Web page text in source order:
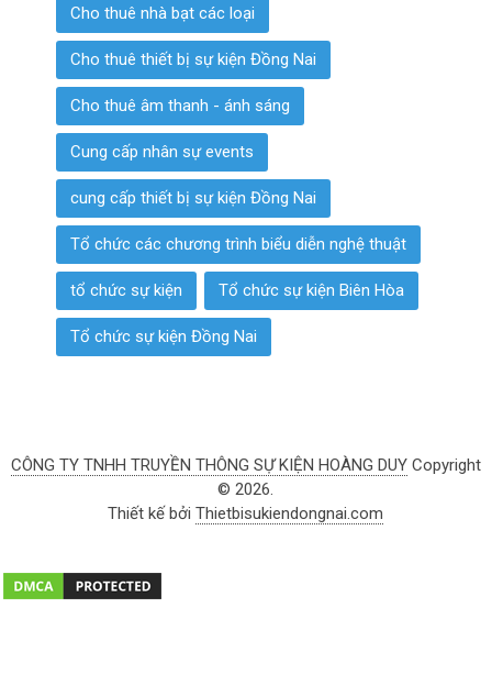
Cho thuê nhà bạt các loại
Cho thuê thiết bị sự kiện Đồng Nai
Cho thuê âm thanh - ánh sáng
Cung cấp nhân sự events
cung cấp thiết bị sự kiện Đồng Nai
Tổ chức các chương trình biểu diễn nghệ thuật
tổ chức sự kiện Tổ chức sự kiện Biên Hòa
Tổ chức sự kiện Đồng Nai
CÔNG TY TNHH TRUYỀN THÔNG SỰ KIỆN HOÀNG DUYCopyright
© 2026.
Thiết kế bởiThietbisukiendongnai.com